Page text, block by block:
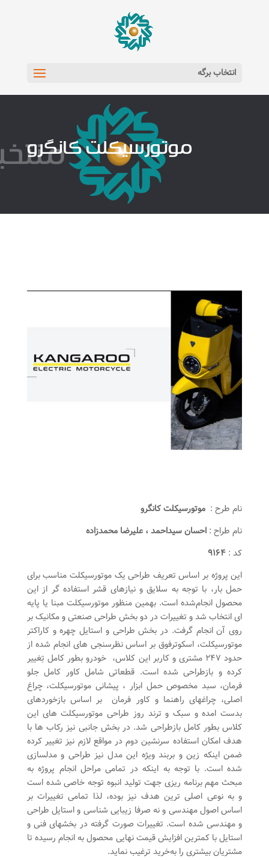
انتخاب برگه
موتورسیکلت کانگرو
نام طرح : موتورسیکلت کانگرو
نام طراح : احسان سیداحمد ، علیرضا محمدزاده
کد : ۹۱۶۴
این پروژه بر اساس تعریف طراحی یک موتورسیکلت مناسب برای
حمل بار‌، با توجه ‌به سلایق و نیازهای قشر استفاده گر از این
محصول انجام‌شده است. بهمین منظور موتورسیکلت‌ مبنا یا پایه
ای انتخاب شد و تغییرات در دو بخش طراحی صنعتی و مکانیک بر
روی آن انجام گرفت. در بخش طراحی و استایل چهره و کاراکتر
موتورسیکلت، اسکوتر‌فوق بر اساس نظرسنجی های انجام شده از
حدود ۲۴۷ مشتری و کاربر این کلاس، خودرو بطور کامل تِغییر
کرده و بازطراحی شده است. قطعاتی شامل کاور کامل جلو
فرمان، سبد مخصوص حمل ابزار ، پیشانی موتورسیکلت، چراغ
اصلی، چراغهای راهنما و کاور فرمان بر اساس بازخوردهای
بدست امده و سبک و ترند روز طراحی موتورسیکلت های این
کلاس بطور کامل بازطراحی شد. در بخش جانبی نیز رکاب ها با
هدف امکان استفاده سرنشین دوم در مواقع لازم نیز تغییر کرده
ضمن اینکه زین و بربند ویژه این مدل نیز طراحی و مدلسازی
شده است. با توجه به اینکه در تمامی مراحل انجام پروژه به
مبحث مهم برنامه ریزی جهت تولید انبوه توجه خاصی شده است
و به نوعی اصلی ترین هدف نیز بوده، لذا تمامی تغییرات بر
اساس اصول مهندسی و نه صرفا زیبایی شناسی و استایل طراحی
و مهندسی شده است. تغییرات صورت گرفته در بخشهای فنی و
استایل با کمترین افزایش قیمت نهایی محصول به انجام ‌رسیده تا
مشتریان بیشتری‌ را به‌خرید ترغیب نماید.